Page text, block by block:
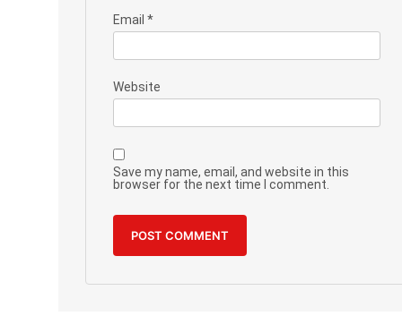
Email *
Website
Save my name, email, and website in this
browser for the next time I comment.